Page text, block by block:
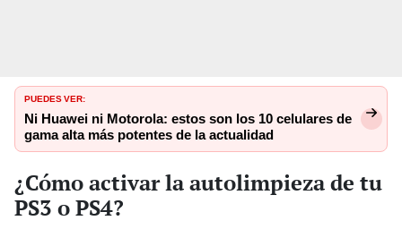
PUEDES VER:
Ni Huawei ni Motorola: estos son los 10 celulares de
gama alta más potentes de la actualidad
¿Cómo activar la autolimpieza de tu
PS3 o PS4?